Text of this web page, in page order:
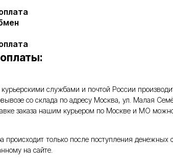
курьерскими службами и почтой России
со склада по адресу Москва, ул. Малая
заказа нашим курьером по Москве и МО
происходит только после поступления
на сайте.